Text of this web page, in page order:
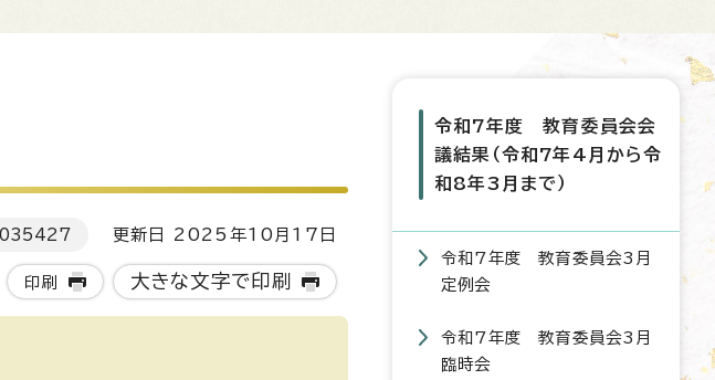
更新日 2025年10月17日
印刷 大きな文字で印刷
令和7年度 教育委員会会
議結果（令和7年4月から令
和8年3月まで）
令和7年度 教育委員会3月
定例会
令和7年度 教育委員会3月
臨時会